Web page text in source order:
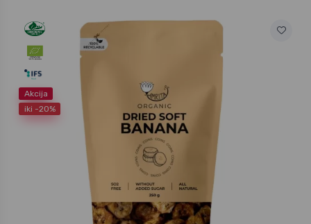
Akcija
iki -20%